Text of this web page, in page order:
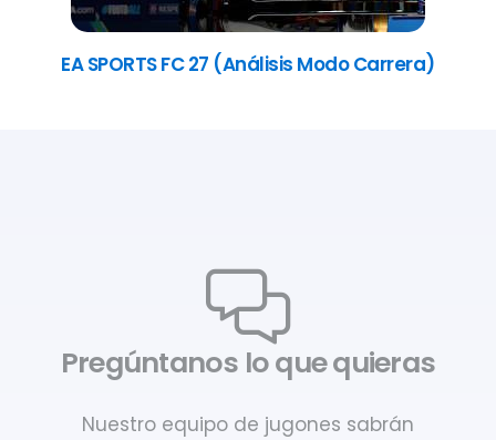
EA SPORTS FC 27 (Análisis Modo Carrera)
Pregúntanos lo que quieras
Nuestro equipo de jugones sabrán